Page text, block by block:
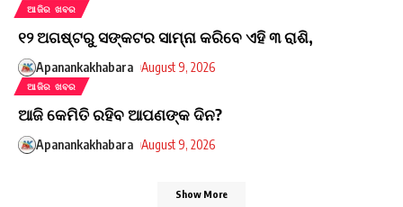
ଆଜିର ଖବର
୧୨ ଅଗଷ୍ଟରୁ ସଙ୍କଟର ସାମ୍ନା କରିବେ ଏହି ୩ ରାଶି,
Apanankakhabara August 9, 2026
ଆଜିର ଖବର
ଆଜି କେମିତି ରହିବ ଆପଣଙ୍କ ଦିନ?
Apanankakhabara August 9, 2026
Show More